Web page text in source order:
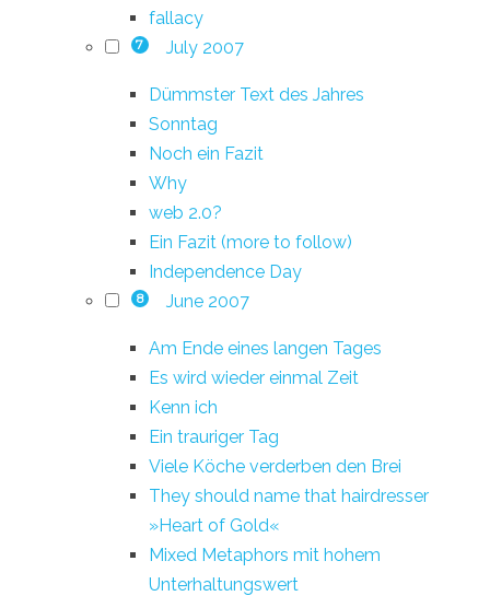
fallacy
7 July 2007
Dümmster Text des Jahres
Sonntag
Noch ein Fazit
Why
web 2.0?
Ein Fazit (more to follow)
Independence Day
8 June 2007
Am Ende eines langen Tages
Es wird wieder einmal Zeit
Kenn ich
Ein trauriger Tag
Viele Köche verderben den Brei
They should name that hairdresser
»Heart of Gold«
Mixed Metaphors mit hohem
Unterhaltungswert